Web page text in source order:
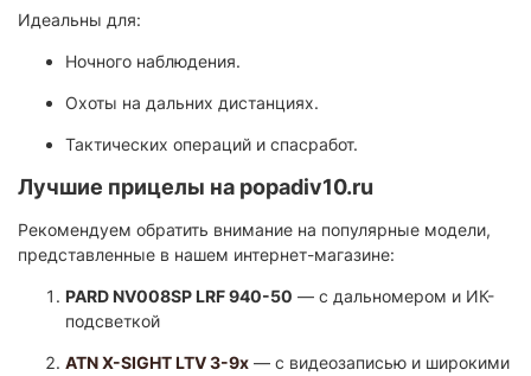
Идеальны для:
Ночного наблюдения.
Охоты на дальних дистанциях.
Тактических операций и спасработ.
Лучшие прицелы на popadiv10.ru
Рекомендуем обратить внимание на популярные модели,
представленные в нашем интернет-магазине:
PARD NV008SP LRF 940-50 — c дальномером и ИК-
подсветкой
ATN X-SIGHT LTV 3-9x — с видеозаписью и широкими